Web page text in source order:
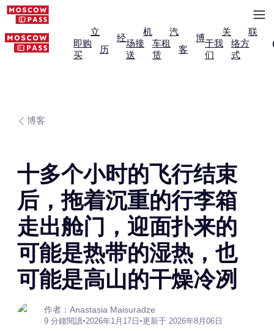
立
即购
买
经
历
机
场接
送
汽
车租
赁
博
客
关
于我
们
联
络方
式
博客
十多个小时的飞行结束
后，拖着沉重的行李箱
走出舱门，迎面扑来的
可能是热带的湿热，也
可能是高山的干燥冷冽
作者：Anastasia Maisuradze
9 分鐘閱讀•2026年1月17日 •更新于 2026年8月06日